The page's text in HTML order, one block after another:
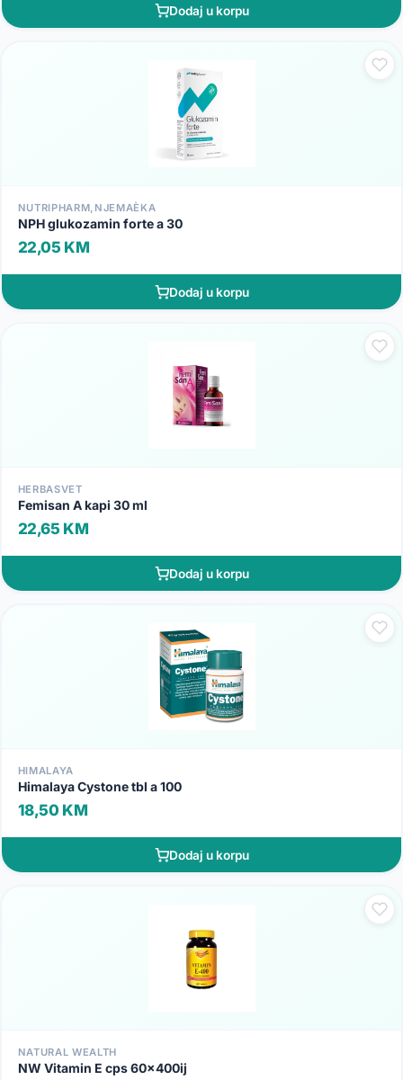
Dodaj u korpu
NUTRIPHARM,NJEMAÈKA
NPH glukozamin forte a 30
22,05 KM
Dodaj u korpu
HERBASVET
Femisan A kapi 30 ml
22,65 KM
Dodaj u korpu
HIMALAYA
Himalaya Cystone tbl a 100
18,50 KM
Dodaj u korpu
NATURAL WEALTH
NW Vitamin E cps 60x400ij